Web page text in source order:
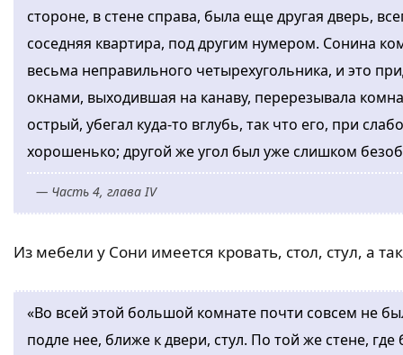
стороне, в стене справа, была еще другая дверь,
соседняя квартира, под другим нумером. Сонина
весьма неправильного четырехугольника, и это
окнами, выходившая на канаву, перерезывала
острый, убегал куда-то вглубь, так что его, при
хорошенько; другой же угол был уже слишком
— Часть 4, глава IV
Из мебели у Сони имеется кровать, стол, стул, а
«Во всей этой большой комнате почти совсем не
подле нее, ближе к двери, стул. По той же стене,